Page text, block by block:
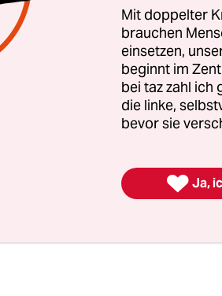
Wasserwerfer gen Dresden.
Treffen von
nach dem Hotel
benannt, in dem sich
Ergebnisse werden
etwa den
Migration betreffend.
Mit doppelter
brauchen
einsetzen,
beginnt im
bei taz zahl ich
die linke,
bevor sie
 Ja,